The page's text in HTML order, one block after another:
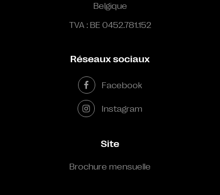
Belgique
TVA : BE 0452.781.152
Réseaux sociaux
Facebook
Instagram
Site
Brochure mensuelle